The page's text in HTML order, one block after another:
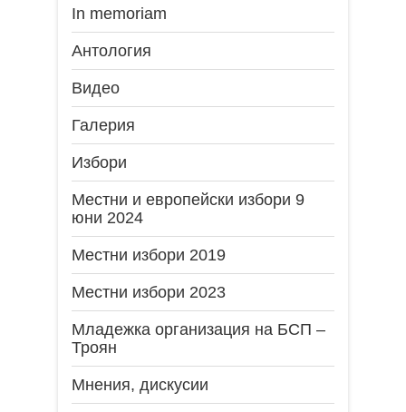
In memoriam
Антология
Видео
Галерия
Избори
Местни и европейски избори 9
юни 2024
Местни избори 2019
Местни избори 2023
Младежка организация на БСП –
Троян
Мнения, дискусии